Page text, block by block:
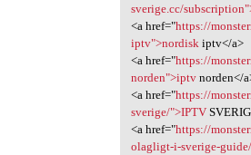
sverige.cc/
<a href="https://
iptv">nordisk iptv</a>
<a href="https://
norden">iptvnorden</
<a href="https://
sverige/">IPTV
<a href="https://
olagligt-i-sverige-